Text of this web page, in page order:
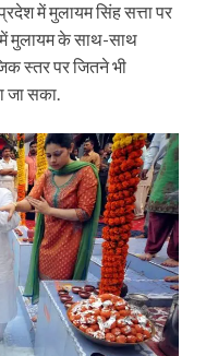
में मुलायम सिंह सत्ता पर
में मुलायम के साथ-साथ
स्तर पर जितने भी
जा सका.